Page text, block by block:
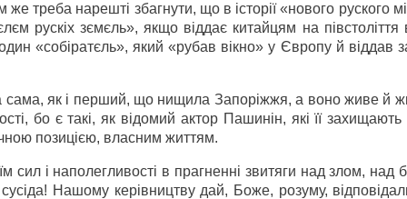
треба нарешті збагнути, що в історії «нового руского
рускіх зємєль», якщо віддає китайцям на
«собіратєль», який «рубав вікно» у Європу й віддав
сама, як і перший, що нищила Запоріжжя, а воно живе й
бо є такі, як відомий актор Пашинін, які її
позицією, власним життям.
сил і наполегливості в прагненні звитяги над злом, над
Нашому керівництву дай, Боже, розуму,